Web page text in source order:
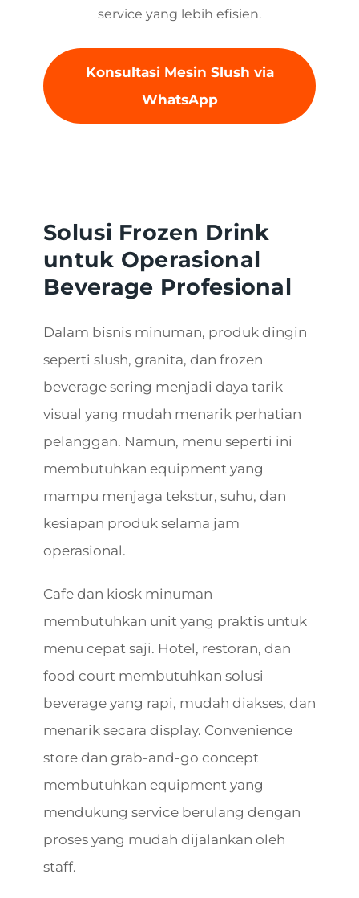
service yang lebih efisien.
Konsultasi Mesin Slush via
WhatsApp
Solusi Frozen Drink
untuk Operasional
Beverage Profesional
Dalam bisnis minuman, produk dingin
seperti slush, granita, dan frozen
beverage sering menjadi daya tarik
visual yang mudah menarik perhatian
pelanggan. Namun, menu seperti ini
membutuhkan equipment yang
mampu menjaga tekstur, suhu, dan
kesiapan produk selama jam
operasional.
Cafe dan kiosk minuman
membutuhkan unit yang praktis untuk
menu cepat saji. Hotel, restoran, dan
food court membutuhkan solusi
beverage yang rapi, mudah diakses, dan
menarik secara display. Convenience
store dan grab-and-go concept
membutuhkan equipment yang
mendukung service berulang dengan
proses yang mudah dijalankan oleh
staff.